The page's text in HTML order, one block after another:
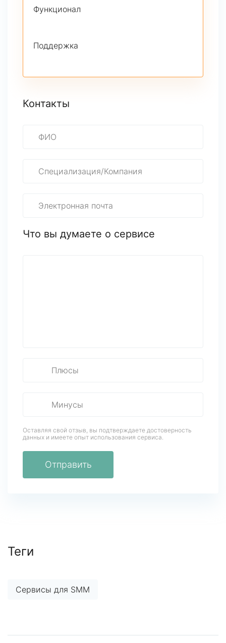
Функционал
Поддержка
Контакты
Что вы думаете о сервисе
Оставляя свой отзыв, вы подтверждаете достоверность
данных и имеете опыт использования сервиса.
Отправить
Теги
Сервисы для SMM